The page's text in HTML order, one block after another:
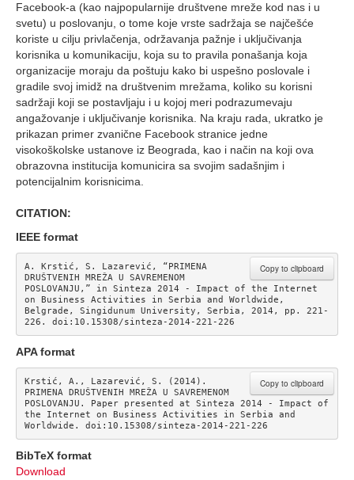
Facebook-a (kao najpopularnije društvene mreže kod nas i u
svetu) u poslovanju, o tome koje vrste sadržaja se najčešće
koriste u cilju privlačenja, održavanja pažnje i uključivanja
korisnika u komunikaciju, koja su to pravila ponašanja koja
organizacije moraju da poštuju kako bi uspešno poslovale i
gradile svoj imidž na društvenim mrežama, koliko su korisni
sadržaji koji se postavljaju i u kojoj meri podrazumevaju
angažovanje i uključivanje korisnika. Na kraju rada, ukratko je
prikazan primer zvanične Facebook stranice jedne
visokoškolske ustanove iz Beograda, kao i način na koji ova
obrazovna institucija komunicira sa svojim sadašnjim i
potencijalnim korisnicima.
CITATION:
IEEE format
Copy to clipboard
A. Krstić, S. Lazarević, “PRIMENA
DRUŠTVENIH MREŽA U SAVREMENOM
POSLOVANJU,” in Sinteza 2014 - Impact of the Internet
on Business Activities in Serbia and Worldwide,
Belgrade, Singidunum University, Serbia, 2014, pp. 221-
226. doi:10.15308/sinteza-2014-221-226
APA format
Copy to clipboard
Krstić, A., Lazarević, S. (2014).
PRIMENA DRUŠTVENIH MREŽA U SAVREMENOM
POSLOVANJU. Paper presented at Sinteza 2014 - Impact of
the Internet on Business Activities in Serbia and
Worldwide. doi:10.15308/sinteza-2014-221-226
BibTeX format
Download